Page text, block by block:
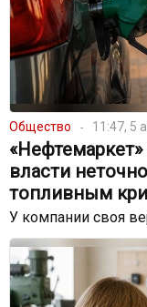
Общество 11:47, 5
власти
топливным
У компании своя